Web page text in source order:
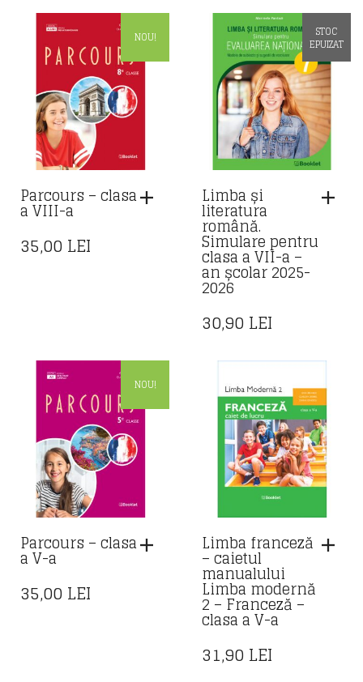
NOU!
Parcours – clasa
a VIII-a
35,00 LEI
STOC
EPUIZAT
Limba și
literatura
română.
Simulare pentru
clasa a VII-a –
an școlar 2025-
2026
30,90 LEI
NOU!
Parcours – clasa
a V-a
35,00 LEI
Limba franceză
– caietul
manualului
Limba modernă
2 – Franceză –
clasa a V-a
31,90 LEI